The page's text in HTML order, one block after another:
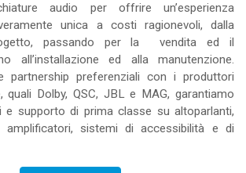
audio per offrire un’esperienza
unica a costi ragionevoli, dalla
passando per la vendita ed il
all’installazione ed alla manutenzione.
partnership preferenziali con i produttori
quali Dolby, QSC, JBL e MAG, garantiamo
e supporto di prima classe su altoparlanti,
amplificatori, sistemi di accessibilità e di